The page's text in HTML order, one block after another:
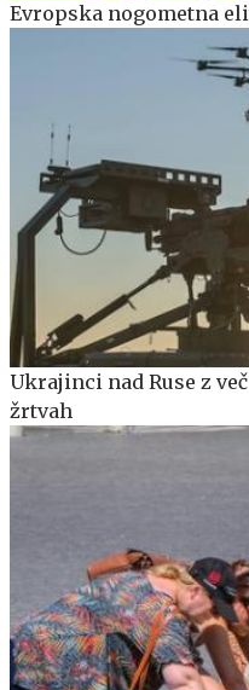
Evropska nogometna
Ukrajinci nad Ruse z
žrtvah